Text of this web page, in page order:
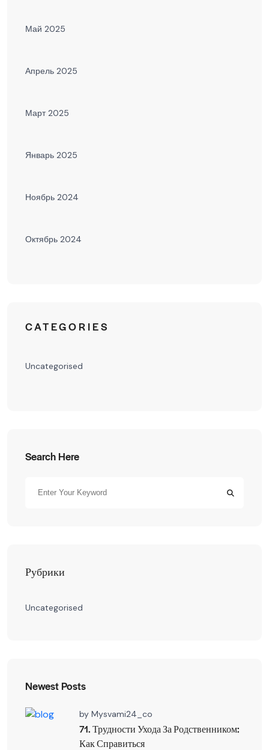
Май 2025
Апрель 2025
Март 2025
Январь 2025
Ноябрь 2024
Октябрь 2024
CATEGORIES
Uncategorised
Search Here
Рубрики
Uncategorised
Newest Posts
by Mysvami24_co
71. Трудности Ухода За Родственником:
Как Справиться